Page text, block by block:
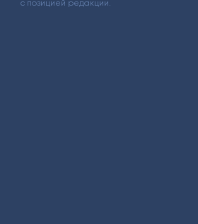
с позицией редакции.